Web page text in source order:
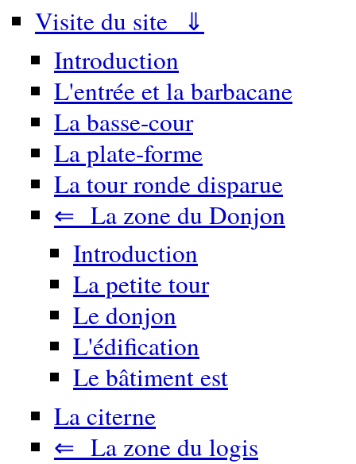
Visite du site ⇓
Introduction
L'entrée et la barbacane
La basse-cour
La plate-forme
La tour ronde disparue
⇐ La zone du Donjon
Introduction
La petite tour
Le donjon
L'édification
Le bâtiment est
La citerne
⇐ La zone du logis